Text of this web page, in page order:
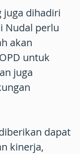
juga dihadiri
Nudal perlu
akan
untuk
juga
dapat
kinerja,